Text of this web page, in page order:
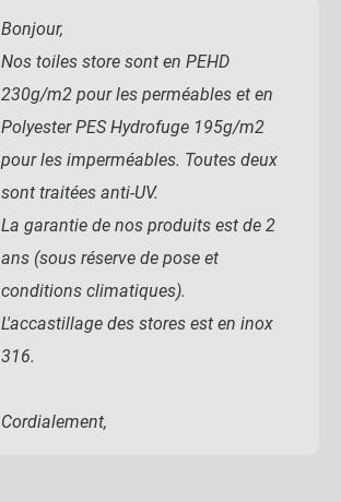
Bonjour,
Nos toiles store sont en PEHD
230g/m2 pour les perméables et en
Polyester PES Hydrofuge 195g/m2
pour les imperméables. Toutes deux
sont traitées anti-UV.
La garantie de nos produits est de 2
ans (sous réserve de pose et
conditions climatiques).
L'accastillage des stores est en inox
316.
Cordialement,